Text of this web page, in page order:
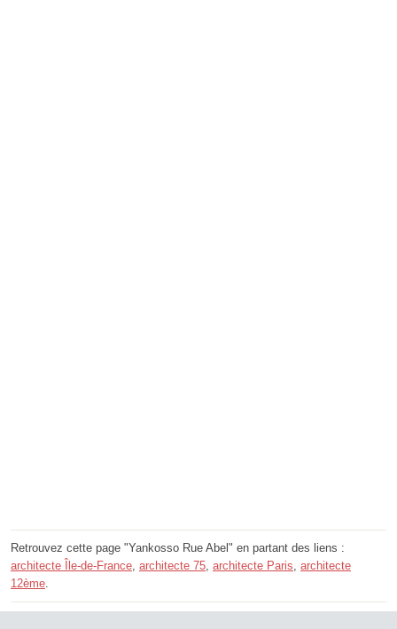
Retrouvez cette page "Yankosso Rue Abel" en partant des liens :
architecte Île-de-France architecte 75 architecte Paris architecte
12ème